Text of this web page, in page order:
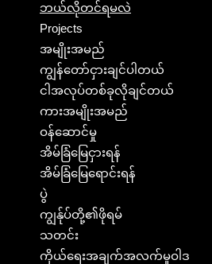
ဘယ်လိုတင်ရမလဲ
Projects
အမျိုးအမည်
ကျွန်တော်ငှားချင်ပါတယ်
ငါအလုပ်တစ်ခုလိုချင်တယ်
ကားအမျိုးအမည်
ဝန်ဆောင်မှု
အိမ်ခြံမြေငှားရန်
အိမ်ခြံမြေရောင်းရန်
ပွဲ
ကျွန်ုပ်တို့၏ဖိုရမ်
သတင်း
ကိုယ်ရေးအချက်အလက်မူဝါဒ